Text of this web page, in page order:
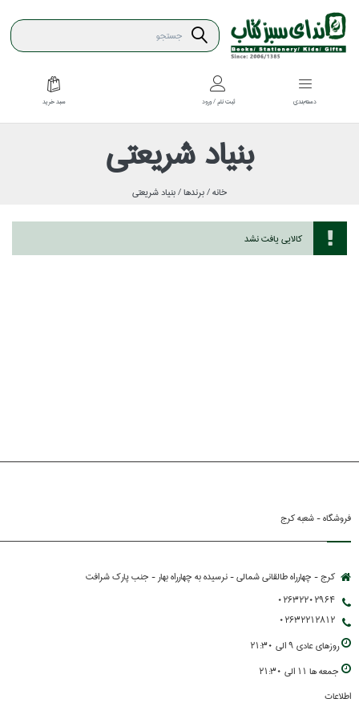
دسته‌بندي ثبت نام / ورود سبد خريد
بنياد شريعتي
خانه /برندها /بنياد شريعتي
كالايي يافت نشد
فروشگاه - شعبه کرج
کرج - چهارراه طالقانی شمالی - نرسیده به چهارراه بهار - جنب پارك شرافت
02632202964
02632212812
روزهاي عادي 9 الي 21:30
جمعه ها 11 الي 21:30
اطلاعات